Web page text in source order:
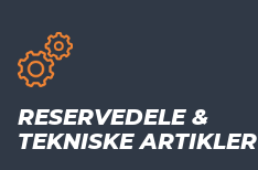
RESERVEDELE &
TEKNISKE ARTIKLER